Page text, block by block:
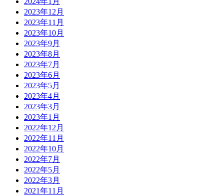
2023年12月
2023年11月
2023年10月
2023年9月
2023年8月
2023年7月
2023年6月
2023年5月
2023年4月
2023年3月
2023年1月
2022年12月
2022年11月
2022年10月
2022年7月
2022年5月
2022年3月
2021年11月